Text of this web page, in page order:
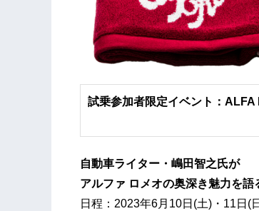
試乗参加者限定イベント：
自動車ライター・嶋田智之氏が
アルファ ロメオの奥深き魅力を語
日程：2023年6月10日(土)・11日(